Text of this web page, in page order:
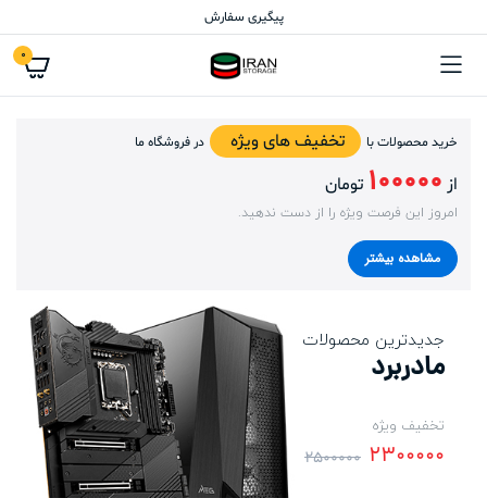
پیگیری سفارش
0
خرید محصولات با تخفیف های ویژه در فروشگاه ما
از 100000 تومان
امروز این فرصت ویژه را از دست ندهید.
مشاهده بیشتر
جدیدترین محصولات
مادربرد
تخفیف ویژه
2500000 2300000